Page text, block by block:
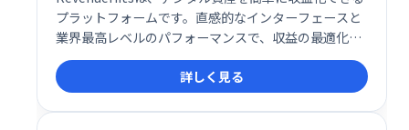
プラットフォームです。直感的なインターフェースと
業界最高レベルのパフォーマンスで、収益の最適化を
支援します。複雑な設定は不要で、効率的に収益を最
大化できます。 今すぐRevenueHitsで、デジタル資産
を収益に変えましょう！
詳しく見る